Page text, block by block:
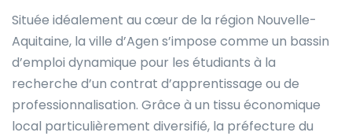
Située idéalement au cœur de la région Nouvelle-
Aquitaine, la ville d’Agen s’impose comme un bassin
d’emploi dynamique pour les étudiants à la
recherche d’un contrat d’apprentissage ou de
professionnalisation. Grâce à un tissu économique
local particulièrement diversifié, la préfecture du